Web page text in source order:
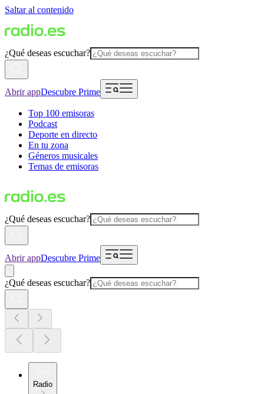
Saltar al contenido
¿Qué deseas escuchar?
Abrir appDescubre Prime
Top 100 emisoras
Podcast
Deporte en directo
En tu zona
Géneros musicales
Temas de emisoras
¿Qué deseas escuchar?
Abrir appDescubre Prime
¿Qué deseas escuchar?
Radio